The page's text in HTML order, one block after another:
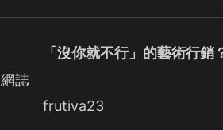
網誌
「沒你就不行」的藝術行銷
frutiva23